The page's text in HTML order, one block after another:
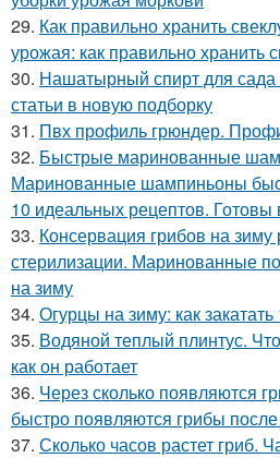
29. Как правильно хранить
урожая: как правильно хранить
30. Нашатырный спирт для
статьи в новую подборку
31. Пвх профиль грюндер.
32. Быстрые маринованные
Маринованные шампиньоны
10 идеальных рецептов.
33. Консервация грибов на зиму
стерилизации. Маринованные
на зиму
34. Огурцы на зиму: как
35. Водяной теплый плинтус.
как он работает
36. Через сколько появляются
быстро появляются грибы
37. Сколько часов растет гриб.